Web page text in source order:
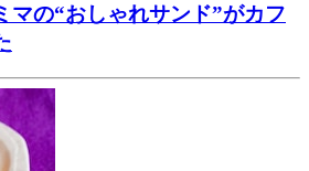
マの“おしゃれサンド”がカフ